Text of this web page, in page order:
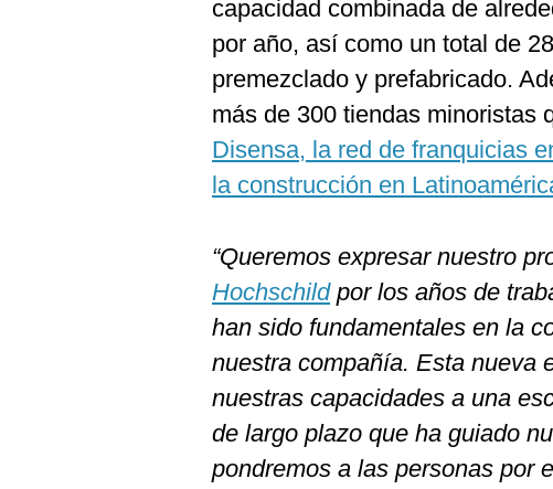
capacidad combinada de
por año, así como un total de
premezclado y prefabricado.
más de 300 tiendas minoristas
Disensa, la red de franquicias
la construcción en
“Queremos expresar nuestro
Hochschildpor los años de
han sido fundamentales en la
nuestra compañía. Esta nueva
nuestras capacidades a una
de largo plazo que ha guiado
pondremos a las personas por